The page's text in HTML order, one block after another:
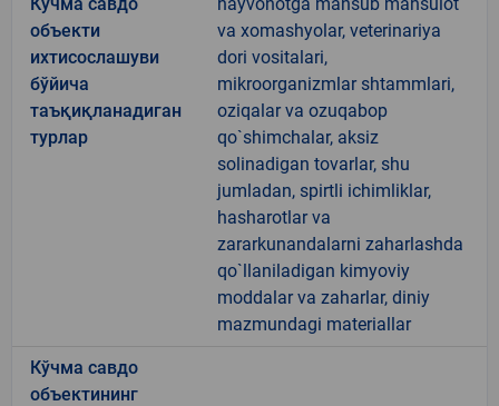
объекти
ихтисослашуви
бўйича
таъқиқланадиган
турлар
va xomashyolar, veterinariya
dori vositalari,
mikroorganizmlar shtammlari,
oziqalar va ozuqabop
qo`shimchalar, aksiz
solinadigan tovarlar, shu
jumladan, spirtli ichimliklar,
hasharotlar va
zararkunandalarni zaharlashda
qo`llaniladigan kimyoviy
moddalar va zaharlar, diniy
mazmundagi materiallar
Кўчма савдо
объектининг